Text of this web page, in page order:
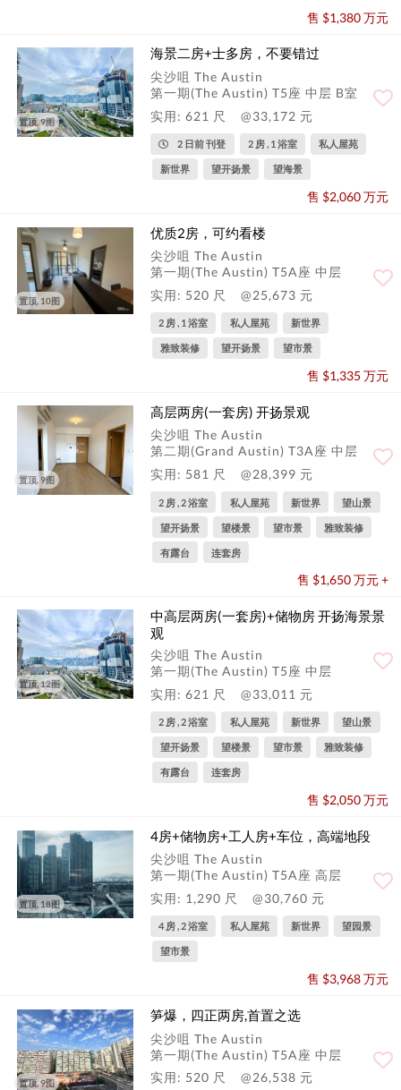
售 $1,380 万元
置顶, 9图
海景二房+士多房，不要错过
尖沙咀 The Austin
第一期(The Austin) T5座 中层 B室
实用: 621 尺
@33,172 元
2 日前 刊登 2 房 , 1 浴室 私人屋苑
新世界 望开扬景 望海景
售 $2,060 万元
置顶, 10图
优质2房，可约看楼
尖沙咀 The Austin
第一期(The Austin) T5A座 中层
实用: 520 尺
@25,673 元
2 房 , 1 浴室 私人屋苑 新世界
雅致装修 望开扬景 望市景
售 $1,335 万元
置顶, 9图
高层两房(一套房) 开扬景观
尖沙咀 The Austin
第二期(Grand Austin) T3A座 中层
实用: 581 尺
@28,399 元
2 房 , 2 浴室 私人屋苑 新世界 望山景
望开扬景 望楼景 望市景 雅致装修
有露台 连套房
售 $1,650 万元 +
置顶, 12图
中高层两房(一套房)+储物房 开扬海景景
观
尖沙咀 The Austin
第一期(The Austin) T5座 中层
实用: 621 尺
@33,011 元
2 房 , 2 浴室 私人屋苑 新世界 望山景
望开扬景 望楼景 望市景 雅致装修
有露台 连套房
售 $2,050 万元
置顶, 18图
4房+储物房+工人房+车位，高端地段
尖沙咀 The Austin
第一期(The Austin) T5A座 高层
实用: 1,290 尺
@30,760 元
4 房 , 2 浴室 私人屋苑 新世界 望园景
望市景
售 $3,968 万元
置顶, 9图
笋爆，四正两房,首置之选
尖沙咀 The Austin
第一期(The Austin) T5A座 中层
实用: 520 尺
@26,538 元